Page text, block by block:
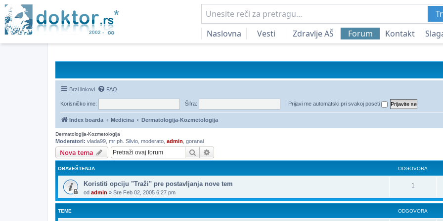
Naslovna
Vesti Zdravlje AŠ Forum Kontakt
Brzi linkovi FAQ
Korisničko ime: Šifra: | Prijavi me automatski pri svakoj poseti
Index boarda Medicina Dermatologija-Kozmetologija
Dermatologija-Kozmetologija
Moderatori: vlada99 mr ph. Silvio moderato admin goranai
Nova tema Pretraga
OBAVEŠTENJA ODGOVORA
Koristiti opciju "Traži" pre postavljanja nove tem
od admin » Sre Feb 02, 2005 6:27 pm
1
TEME ODGOVORA